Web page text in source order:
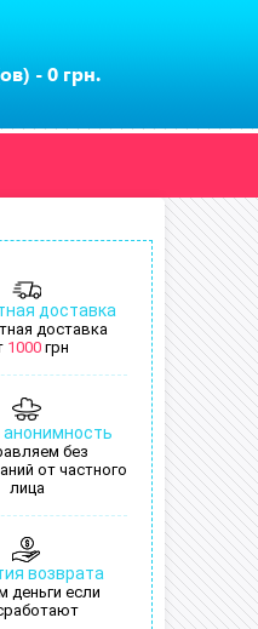
- 0 грн.
доставка
доставка
1000грн
анонимность
без
от частного
лица
возврата
деньги если